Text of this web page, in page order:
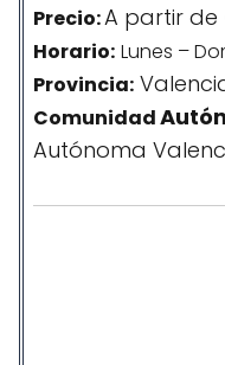
Precio:A partir de
Horario: Lunes –
Provincia:
Comunidad
Autónoma